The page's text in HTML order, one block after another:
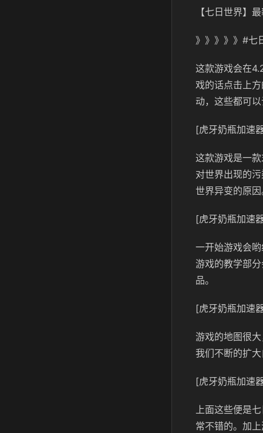
【七日世界】
》》》》》#七
这款游戏会在
戏的话点击上
动，这些都可
[虎牙奶瓶加速
这款游戏是一
对世界出现的
世界异变的原
[虎牙奶瓶加速
一开始游戏会
游戏的教学部
品。
[虎牙奶瓶加速
游戏的地图很
我们不断的扩
[虎牙奶瓶加速
上面这些便是
常不错的。加